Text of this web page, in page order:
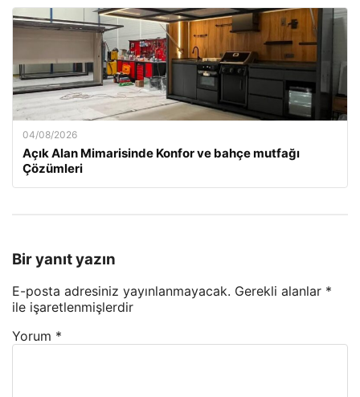
04/08/2026
Açık Alan Mimarisinde Konfor ve bahçe mutfağı
Çözümleri
Bir yanıt yazın
E-posta adresiniz yayınlanmayacak. Gerekli alanlar *
ile işaretlenmişlerdir
Yorum *